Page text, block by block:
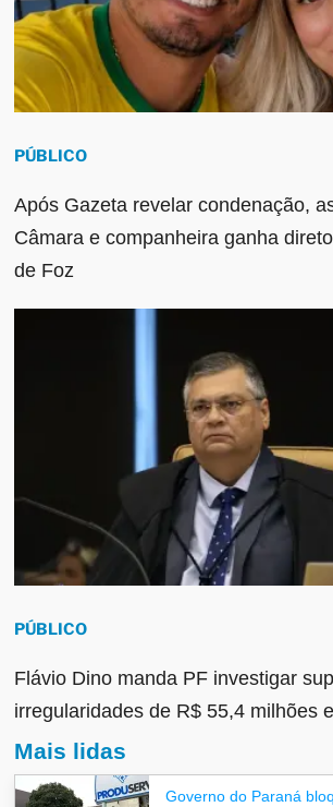
PÚBLICO
Após Gazeta revelar condenação,
Câmara e companheira ganha
de Foz
PÚBLICO
Flávio Dino manda PF investigar
irregularidades de R$ 55,4 milhões
Mais lidas
Governo do Paraná